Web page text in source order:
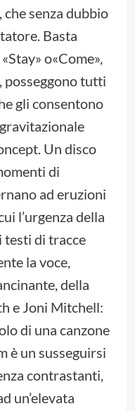
senza dubbio
Basta
o«Come»,
posseggono tutti
gli consentono
Un disco
di
ad eruzioni
l’urgenza della
testi di tracce
la voce,
della
e Joni Mitchell:
di una canzone
è un susseguirsi
contrastanti,
un’elevata